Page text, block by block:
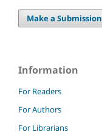
Make a Submission
Information
For Readers
For Authors
For Librarians